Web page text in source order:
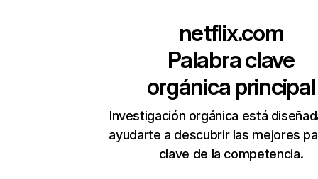
netflix.com
Palabra clave
orgánica principal
Investigación orgánica está
ayudarte a descubrir las mejores
clave de la competencia.